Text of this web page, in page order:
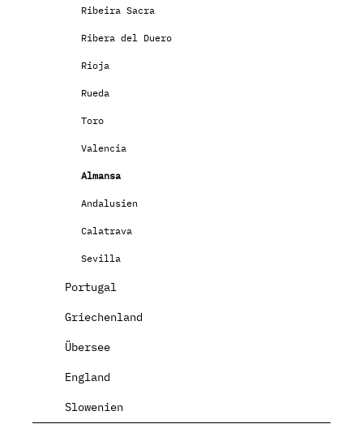
Ribeira Sacra
Ribera del Duero
Rioja
Rueda
Toro
Valencia
Almansa
Andalusien
Calatrava
Sevilla
Portugal
Griechenland
Übersee
England
Slowenien